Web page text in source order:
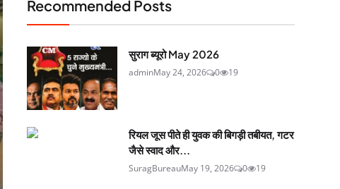
Recommended Posts
सुराग ब्यूरो May 2026
adminMay 24, 2026 0 19
रियल जूस पीते ही युवक की बिगड़ी तबीयत, गटर
जैसे स्वाद और...
SuragBureauMay 19, 2026 0 19